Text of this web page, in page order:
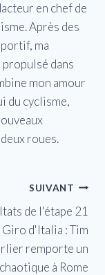
en chef de
Après des
ma
dans
mon amour
du cyclisme,
roues.
SUIVANT
de l'étape 21
Giro d'Italia : Tim
remporte un
à Rome